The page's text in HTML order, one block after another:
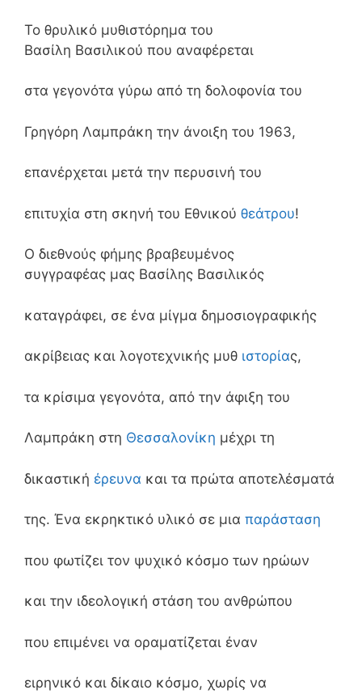
Το θρυλικό μυθιστόρημα του
Βασίλη Βασιλικού που αναφέρεται
στα γεγονότα γύρω από τη δολοφονία του
Γρηγόρη Λαμπράκη την άνοιξη του 1963,
επανέρχεται μετά την περυσινή του
επιτυχία στη σκηνή του Εθνικού θεάτρου!
Ο διεθνούς φήμης βραβευμένος
συγγραφέας μας Βασίλης Βασιλικός
καταγράφει, σε ένα μίγμα δημοσιογραφικής
ακρίβειας και λογοτεχνικής μυθ ιστορίας,
τα κρίσιμα γεγονότα, από την άφιξη του
Λαμπράκη στη Θεσσαλονίκη μέχρι τη
δικαστική έρευνα και τα πρώτα αποτελέσματά
της. Ένα εκρηκτικό υλικό σε μια παράσταση
που φωτίζει τον ψυχικό κόσμο των ηρώων
και την ιδεολογική στάση του ανθρώπου
που επιμένει να οραματίζεται έναν
ειρηνικό και δίκαιο κόσμο, χωρίς να